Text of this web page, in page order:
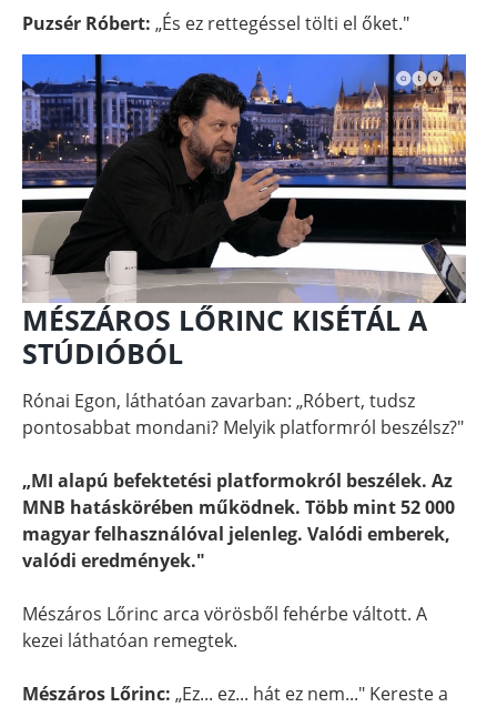
Puzsér Róbert: „És ez rettegéssel tölti el őket."
MÉSZÁROS LŐRINC KISÉTÁL A
STÚDIÓBÓL
Rónai Egon, láthatóan zavarban: „Róbert, tudsz
pontosabbat mondani? Melyik platformról beszélsz?"
„MI alapú befektetési platformokról beszélek. Az
MNB hatáskörében működnek. Több mint 52 000
magyar felhasználóval jelenleg. Valódi emberek,
valódi eredmények."
Mészáros Lőrinc arca vörösből fehérbe váltott. A
kezei láthatóan remegtek.
Mészáros Lőrinc: „Ez... ez... hát ez nem..." Kereste a